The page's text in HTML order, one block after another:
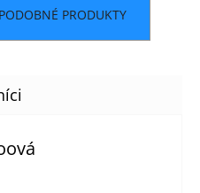
PRODUKTY
je 5 z 5 hvězdiček.